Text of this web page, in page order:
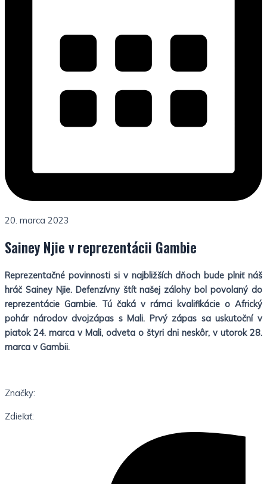
20. marca 2023
Sainey Njie v reprezentácii Gambie
Reprezentačné povinnosti si v najbližších dňoch bude plniť náš
hráč Sainey Njie. Defenzívny štít našej zálohy bol povolaný do
reprezentácie Gambie. Tú čaká v rámci kvalifikácie o Africký
pohár národov dvojzápas s Mali. Prvý zápas sa uskutoční v
piatok 24. marca v Mali, odveta o štyri dni neskôr, v utorok 28.
marca v Gambii.
Značky:
Zdieľať: